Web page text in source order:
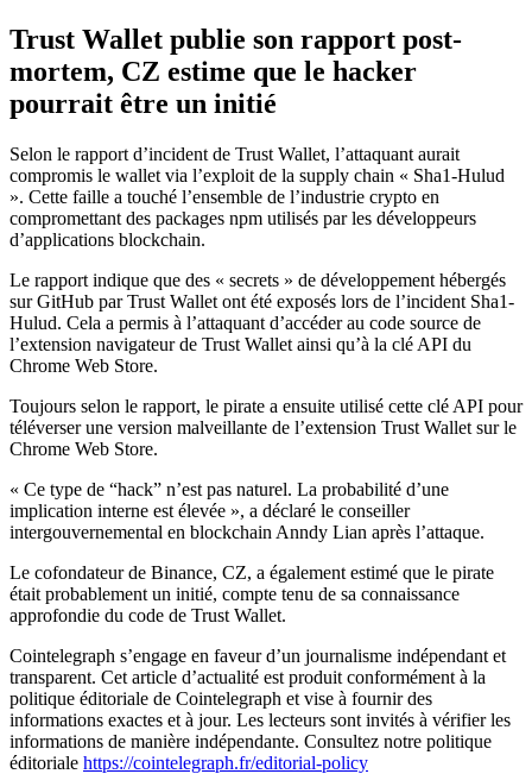
Trust Wallet publie son rapport post-
mortem, CZ estime que le hacker
pourrait être un initié
Selon le rapport d’incident de Trust Wallet, l’attaquant aurait
compromis le wallet via l’exploit de la supply chain « Sha1-Hulud
». Cette faille a touché l’ensemble de l’industrie crypto en
compromettant des packages npm utilisés par les développeurs
d’applications blockchain.
Le rapport indique que des « secrets » de développement hébergés
sur GitHub par Trust Wallet ont été exposés lors de l’incident Sha1-
Hulud. Cela a permis à l’attaquant d’accéder au code source de
l’extension navigateur de Trust Wallet ainsi qu’à la clé API du
Chrome Web Store.
Toujours selon le rapport, le pirate a ensuite utilisé cette clé API pour
téléverser une version malveillante de l’extension Trust Wallet sur le
Chrome Web Store.
« Ce type de “hack” n’est pas naturel. La probabilité d’une
implication interne est élevée », a déclaré le conseiller
intergouvernemental en blockchain Anndy Lian après l’attaque.
Le cofondateur de Binance, CZ, a également estimé que le pirate
était probablement un initié, compte tenu de sa connaissance
approfondie du code de Trust Wallet.
Cointelegraph s’engage en faveur d’un journalisme indépendant et
transparent. Cet article d’actualité est produit conformément à la
politique éditoriale de Cointelegraph et vise à fournir des
informations exactes et à jour. Les lecteurs sont invités à vérifier les
informations de manière indépendante. Consultez notre politique
éditoriale https://cointelegraph.fr/editorial-policy